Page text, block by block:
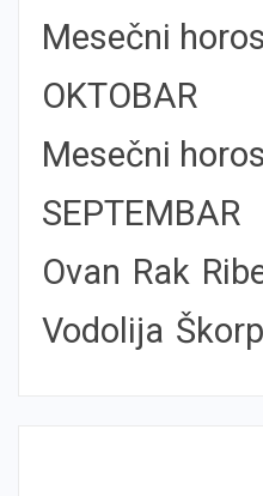
Mesečni
OKTOBAR
Mesečni
SEPTEMBAR
Ovan Rak
Vodolija